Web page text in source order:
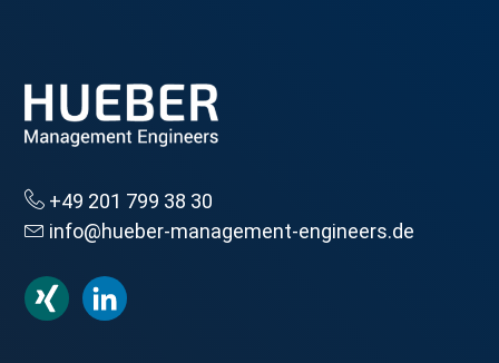
+49 201 799 38 30
info@hueber-management-engineers.de